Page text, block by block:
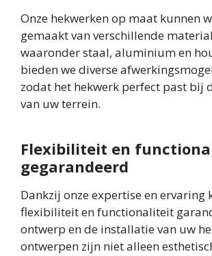
Onze hekwerken op maat kunnen
gemaakt van verschillende
waaronder staal, aluminium en
bieden we diverse
zodat het hekwerk perfect past bij
van uw terrein.
Flexibiliteit en
gegarandeerd
Dankzij onze expertise en ervaring
flexibiliteit en functionaliteit
ontwerp en de installatie van uw
ontwerpen zijn niet alleen